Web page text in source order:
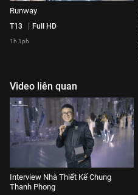
Runway
T13 Full HD
1h 1ph
Video liên quan
Interview Nhà Thiết Kế Chung
Thanh Phong